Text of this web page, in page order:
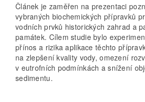
Článek je zaměřen na prezentaci
vybraných biochemických přípravků
vodních prvků historických zahrad a
památek. Cílem studie bylo
přínos a rizika aplikace těchto
na zlepšení kvality vody, omezení
v eutrofních podmínkách a snížení
sedimentu.